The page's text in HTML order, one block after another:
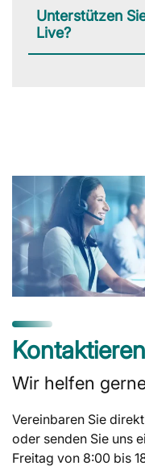
Unterstützen
Live?
Wir helfen
Vereinbaren Sie
oder senden Sie uns
Freitag von 8:00 bis